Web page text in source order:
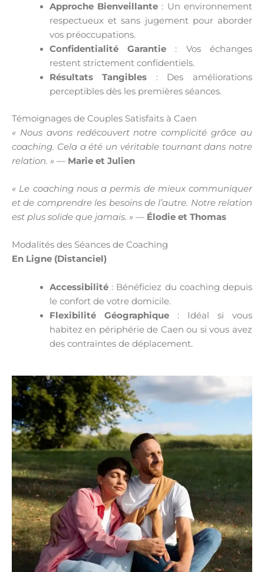
Approche Bienveillante : Un environnement
respectueux et sans jugement pour aborder
vos préoccupations.
Confidentialité Garantie : Vos échanges
restent strictement confidentiels.
Résultats Tangibles : Des améliorations
perceptibles dès les premières séances.
Témoignages de Couples Satisfaits à Caen
« Nous avons redécouvert notre complicité grâce au
coaching. Cela a été un véritable tournant dans notre
relation. » — Marie et Julien
« Le coaching nous a permis de mieux communiquer
et de comprendre les besoins de l’autre. Notre relation
est plus solide que jamais. » — Élodie et Thomas
Modalités des Séances de Coaching
En Ligne (Distanciel)
Accessibilité: Bénéficiez du coaching depuis
le confort de votre domicile.
Flexibilité Géographique: Idéal si vous
habitez en périphérie de Caen ou si vous avez
des contraintes de déplacement.